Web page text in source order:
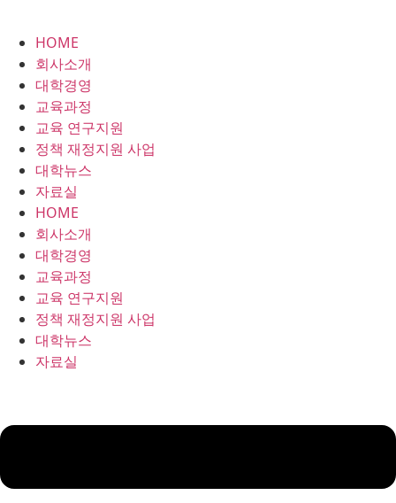
HOME
회사소개
대학경영
교육과정
교육 연구지원
정책 재정지원 사업
대학뉴스
자료실
HOME
회사소개
대학경영
교육과정
교육 연구지원
정책 재정지원 사업
대학뉴스
자료실